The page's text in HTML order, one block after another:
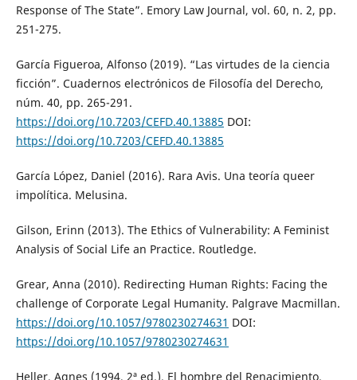
Response of The State”. Emory Law Journal, vol. 60, n. 2, pp.
251-275.
García Figueroa, Alfonso (2019). “Las virtudes de la ciencia
ficción”. Cuadernos electrónicos de Filosofía del Derecho,
núm. 40, pp. 265-291.
https://doi.org/10.7203/CEFD.40.13885 DOI:
https://doi.org/10.7203/CEFD.40.13885
García López, Daniel (2016). Rara Avis. Una teoría queer
impolítica. Melusina.
Gilson, Erinn (2013). The Ethics of Vulnerability: A Feminist
Analysis of Social Life an Practice. Routledge.
Grear, Anna (2010). Redirecting Human Rights: Facing the
challenge of Corporate Legal Humanity. Palgrave Macmillan.
https://doi.org/10.1057/9780230274631 DOI:
https://doi.org/10.1057/9780230274631
Heller, Agnes (1994, 2ª ed.). El hombre del Renacimiento.